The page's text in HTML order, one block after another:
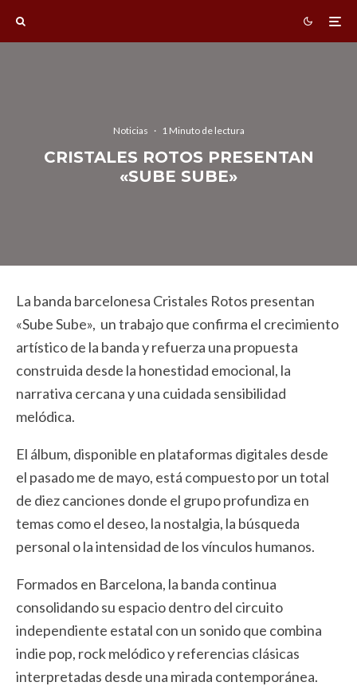
Noticias · 1 Minuto de lectura
CRISTALES ROTOS PRESENTAN
«SUBE SUBE»
La banda barcelonesa Cristales Rotos presentan
«Sube Sube», un trabajo que confirma el crecimiento
artístico de la banda y refuerza una propuesta
construida desde la honestidad emocional, la
narrativa cercana y una cuidada sensibilidad
melódica.
El álbum, disponible en plataformas digitales desde
el pasado me de mayo, está compuesto por un total
de diez canciones donde el grupo profundiza en
temas como el deseo, la nostalgia, la búsqueda
personal o la intensidad de los vínculos humanos.
Formados en Barcelona, la banda continua
consolidando su espacio dentro del circuito
independiente estatal con un sonido que combina
indie pop, rock melódico y referencias clásicas
interpretadas desde una mirada contemporánea.